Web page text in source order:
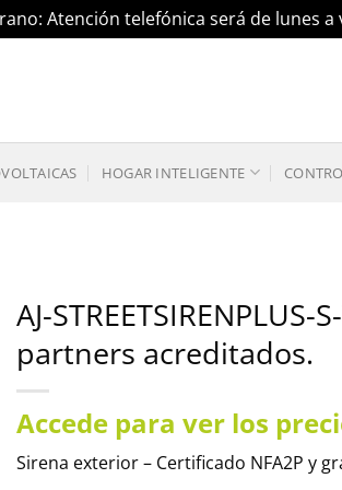
Atención telefónica será de lunes a
HOGAR INTELIGENTE
AJ-
partners acreditados.
Accede para ver los
Sirena exterior – Certificado NFA2P y